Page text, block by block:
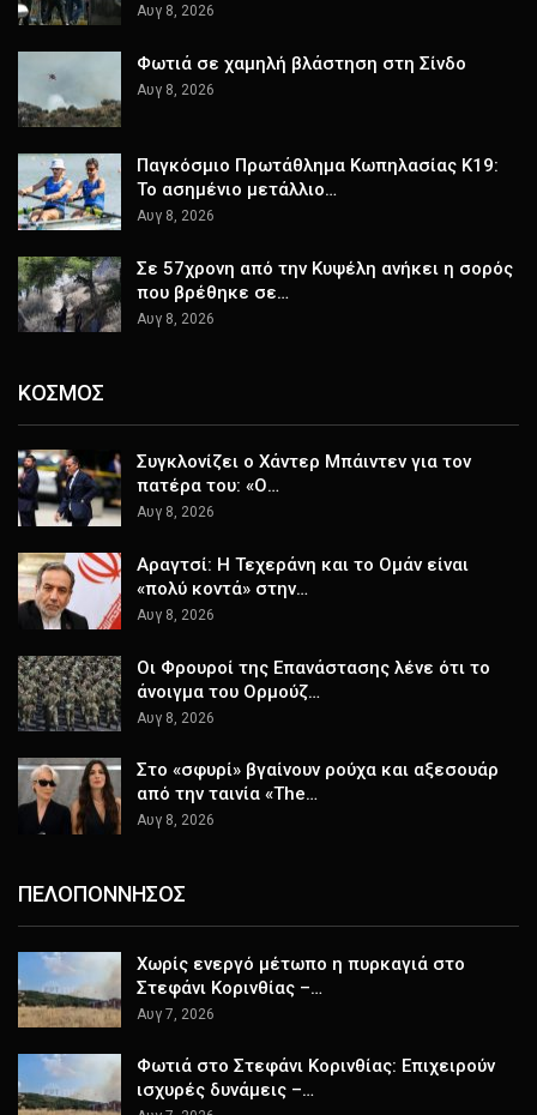
Αυγ 8, 2026
Φωτιά σε χαμηλή βλάστηση στη Σίνδο
Αυγ 8, 2026
Παγκόσμιο Πρωτάθλημα Κωπηλασίας Κ19:
Το ασημένιο μετάλλιο…
Αυγ 8, 2026
Σε 57χρονη από την Κυψέλη ανήκει η σορός
που βρέθηκε σε…
Αυγ 8, 2026
ΚΟΣΜΟΣ
Συγκλονίζει ο Χάντερ Μπάιντεν για τον
πατέρα του: «Ο…
Αυγ 8, 2026
Αραγτσί: Η Τεχεράνη και το Ομάν είναι
«πολύ κοντά» στην…
Αυγ 8, 2026
Οι Φρουροί της Επανάστασης λένε ότι το
άνοιγμα του Ορμούζ…
Αυγ 8, 2026
Στο «σφυρί» βγαίνουν ρούχα και αξεσουάρ
από την ταινία «The…
Αυγ 8, 2026
ΠΕΛΟΠΟΝΝΗΣΟΣ
Χωρίς ενεργό μέτωπο η πυρκαγιά στο
Στεφάνι Κορινθίας –…
Αυγ 7, 2026
Φωτιά στο Στεφάνι Κορινθίας: Επιχειρούν
ισχυρές δυνάμεις –…